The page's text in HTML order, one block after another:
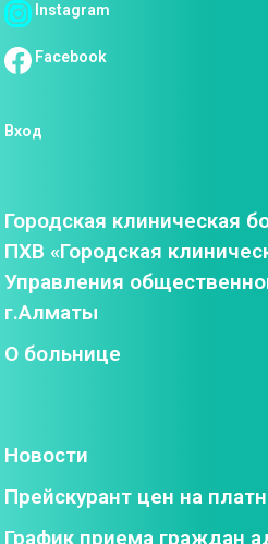
Instagram
Facebook
Вход
Городская клиническая
ПХВ «Городская
Управления
г.Алматы
О больнице
Новости
Прейскурант цен на
График приема граждан